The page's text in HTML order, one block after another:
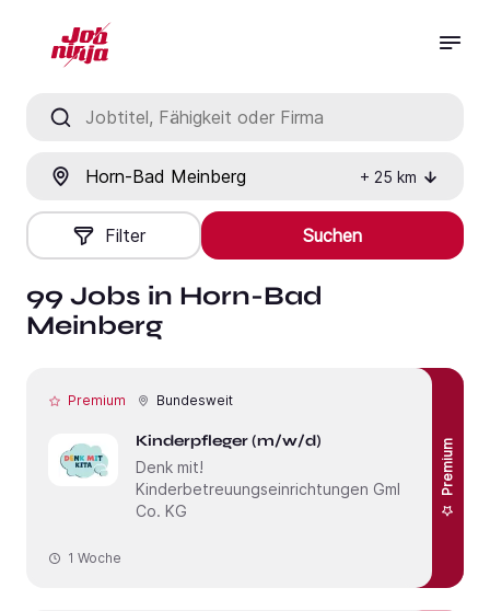
+ 25 km
Filter Suchen
99 Jobs in Horn-Bad
Meinberg
Premium Bundesweit
Kinderpfleger (m/w/d)
Denk mit!
Kinderbetreuungseinrichtungen GmbH &
Co. KG
Premium
1 Woche